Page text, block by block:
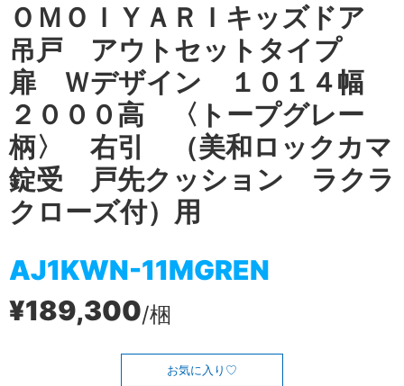
ＯＭＯＩＹＡＲＩキッズドア
吊戸 アウトセットタイプ
扉 Ｗデザイン １０１４幅
２０００高 〈トープグレー
柄〉 右引 （美和ロックカマ
錠受 戸先クッション ラクラ
クローズ付）用
AJ1KWN-11MGREN
¥189,300/梱
お気に入り